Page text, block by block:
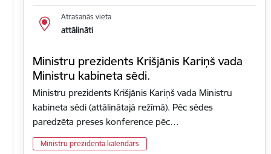
Atrašanās vieta
attālināti
Ministru prezidents Krišjānis Kariņš vada
Ministru kabineta sēdi.
Ministru prezidents Krišjānis Kariņš vada Ministru
kabineta sēdi (attālinātajā režīmā). Pēc sēdes
paredzēta preses konference pēc…
Ministru prezidenta kalendārs